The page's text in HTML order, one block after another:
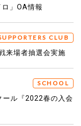
」OA情報
CLUB
来場者抽選会実施
SCHOOL
ール『2022春の入会